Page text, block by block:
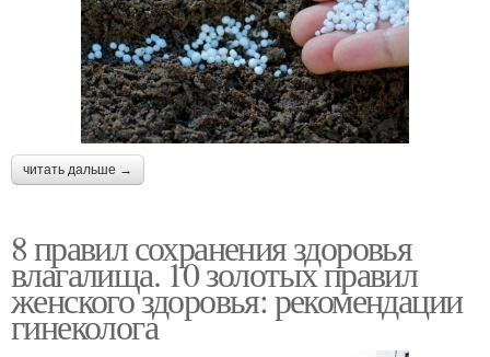
читать дальше →
8 правил сохранения здоровья
влагалища. 10 золотых правил
женского здоровья: рекомендации
гинеколога